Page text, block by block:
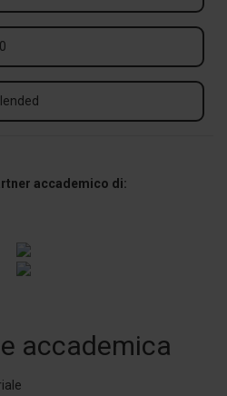
accademico di:
accademica